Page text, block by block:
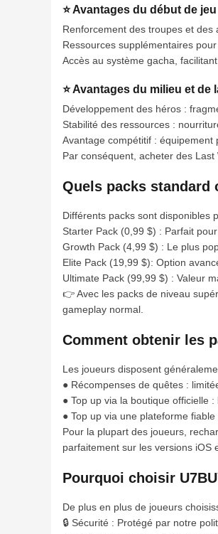
⭐ Avantages du début de jeu
Renforcement des troupes et des
Ressources supplémentaires
Accès au système gacha,
⭐ Avantages du milieu et de
Développement des héros :
Stabilité des ressources :
Avantage compétitif : équipement
Par conséquent, acheter des
Quels packs
Différents packs sont disponibles
Starter Pack (0,99 $) : Parfait
Growth Pack (4,99 $) : Le plus
Elite Pack (19,99 $): Option
Ultimate Pack (99,99 $) : Valeur
👉 Avec les packs de niveau
gameplay normal.
Comment obtenir les
Les joueurs disposent
● Récompenses de quêtes :
● Top up via la boutique officielle
● Top up via une plateforme
Pour la plupart des joueurs,
parfaitement sur les versions iOS
Pourquoi choisir
De plus en plus de joueurs
🔒 Sécurité : Protégé par notre